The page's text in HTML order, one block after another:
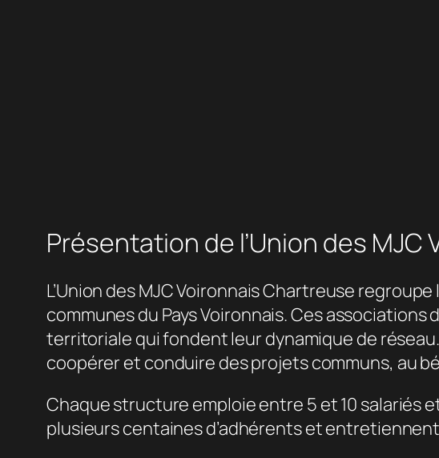
Présentation de l’Union des
L’Union des MJC Voironnais Chartreuse
communes du Pays Voironnais. Ces
territoriale qui fondent leur dynamique de
coopérer et conduire des projets communs, au
Chaque structure emploie entre 5 et 10 salariés
plusieurs centaines d’adhérents et